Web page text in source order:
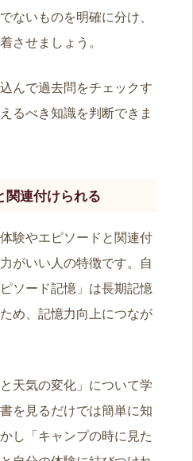
ないものを明確に分け、
させましょう。
んで過去問をチェックす
るべき知識を判断できま
関連付けられる
験やエピソードと関連付
がいい人の特徴です。自
ソード記憶」は長期記憶
め、記憶力向上につなが
天気の変化」について学
を見るだけでは簡単に知
し「キャンプの時に見た